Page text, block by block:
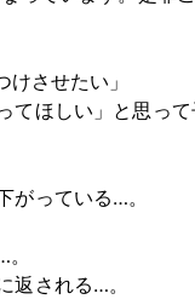
けさせたい」
てほしい」と思っ
がっている…。
返される…。